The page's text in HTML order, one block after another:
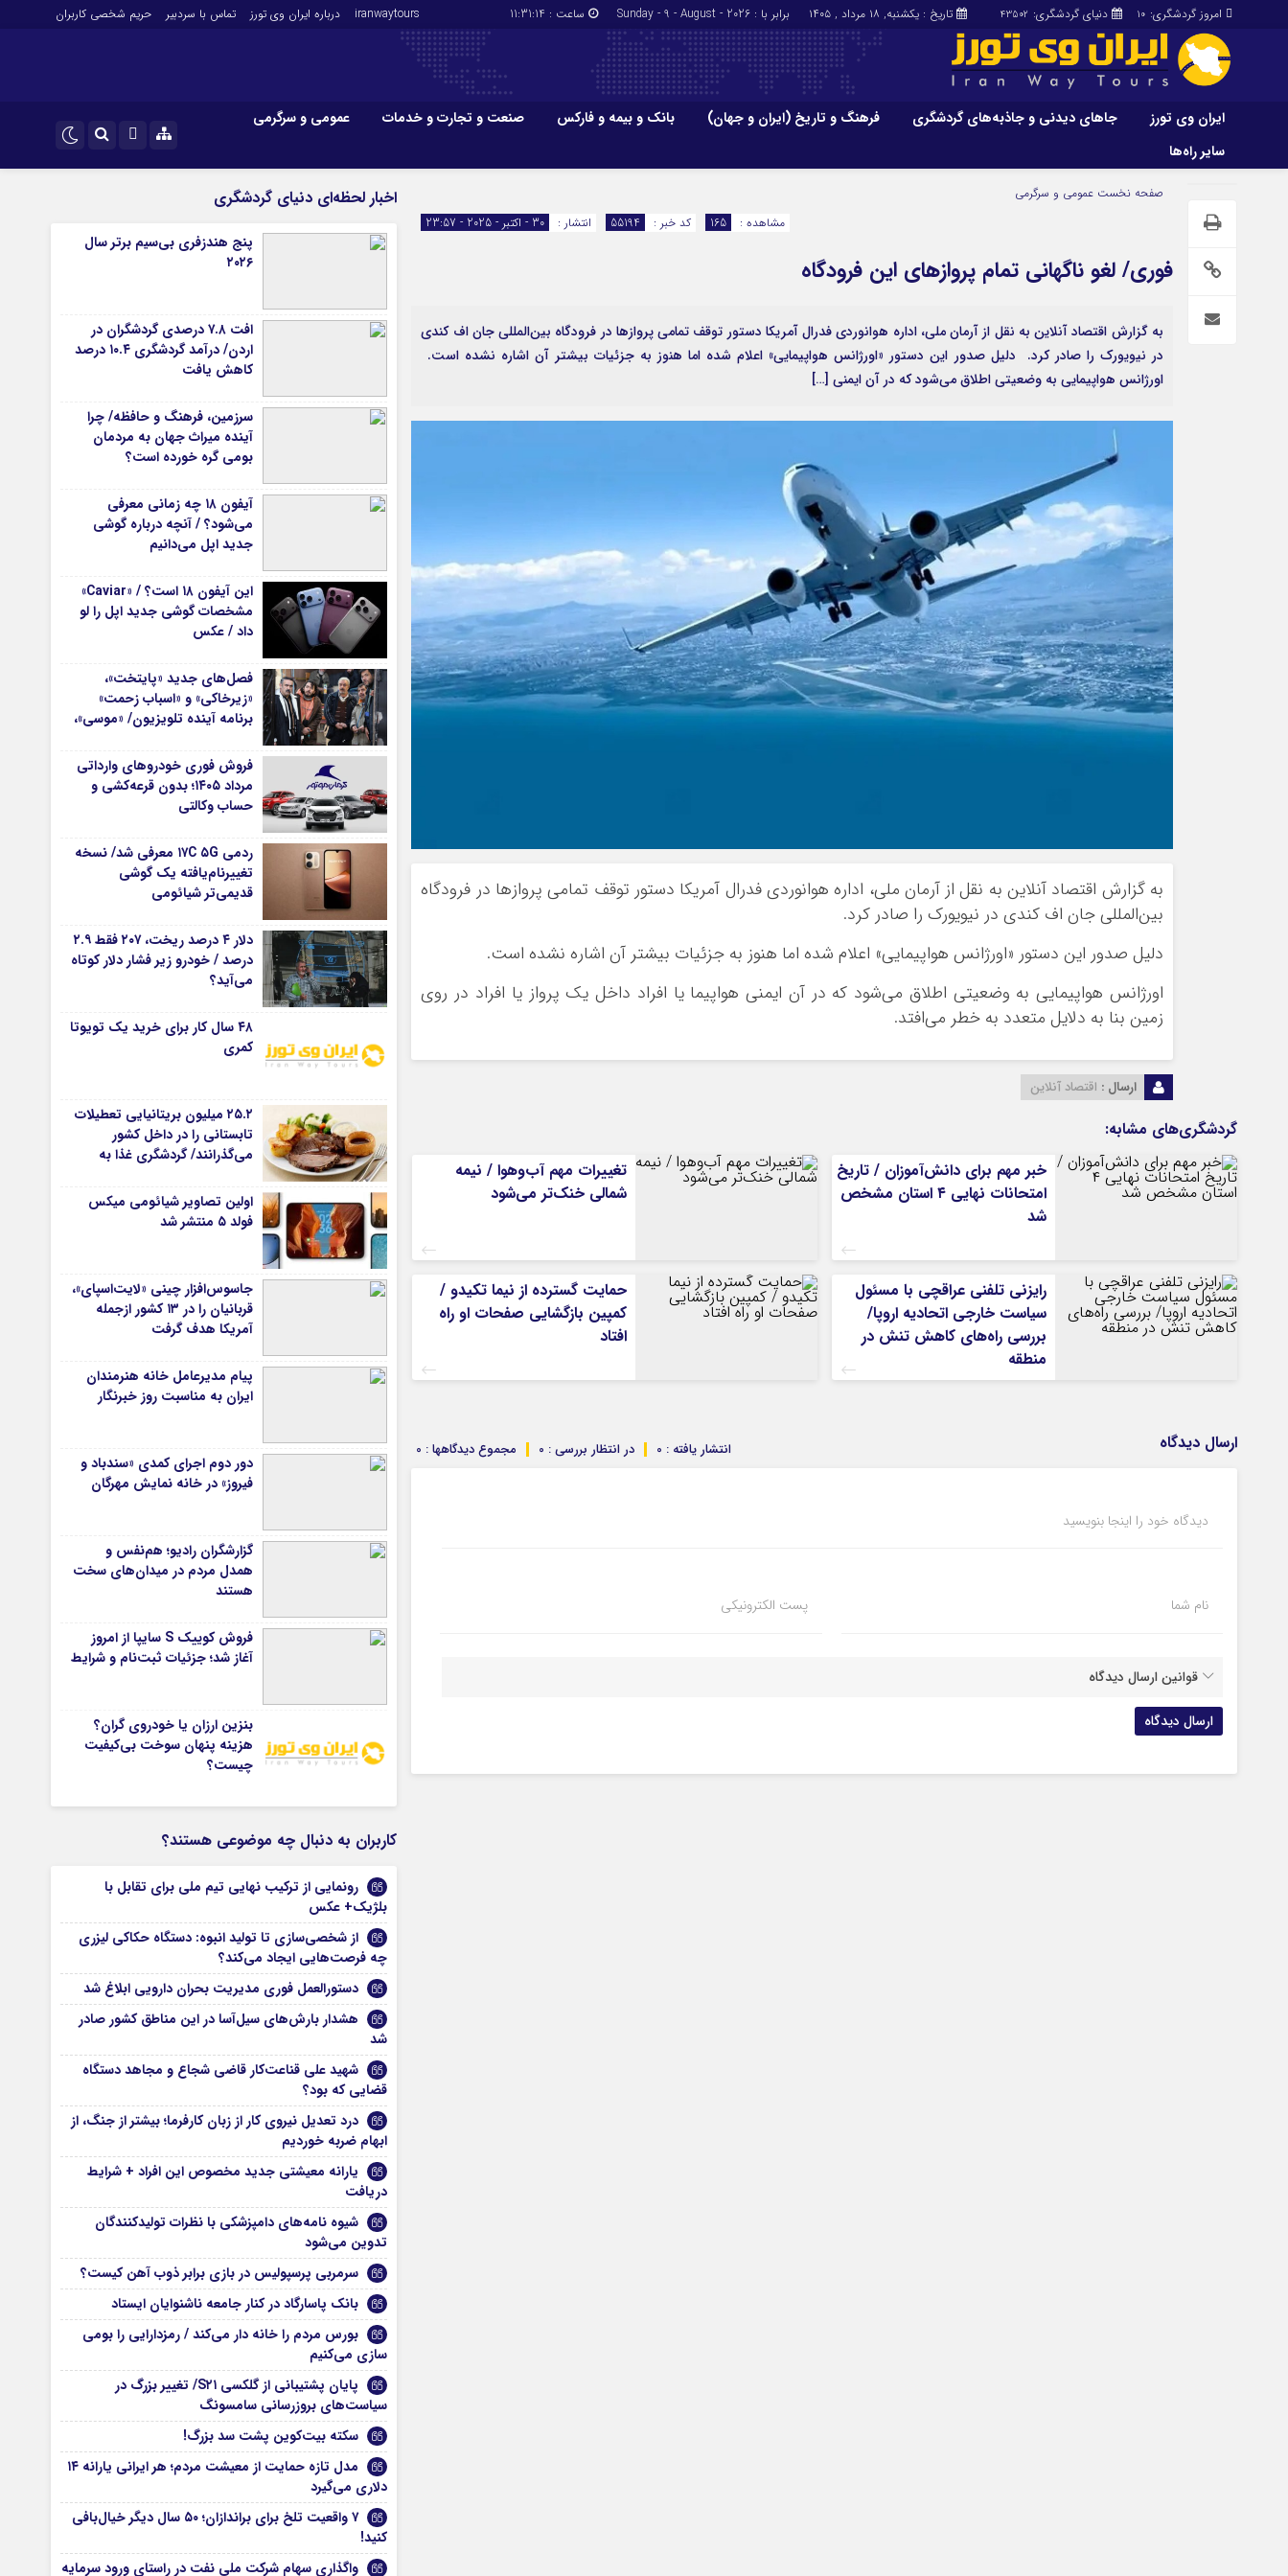
دنیای گردشگری: 43502 امروز گردشگری: 10 تاریخ : یکشنبه, ۱۸ مرداد , ۱۴۰۵ برابر با : Sunday - 9 - August - 2026 ساعت : 11:31:14
iranwaytours درباره ایران وی تورز تماس با سردبیر حریم شخصی کاربران
ایران وی تورز جاهای دیدنی و جاذبه‌های گردشگری فرهنگ و تاریخ (ایران و جهان) بانک و بیمه و فارکس صنعت و تجارت و خدمات
عمومی و سرگرمی
سایر راه‌ها
اینستاگرام
ایران وی تورز
شرایط بازنشر محتوا در ایران وی تورز
ایران سفر تور
غذا و رستوران
گزارش‌های خبری میراث فرهنگی
بانک و بیمه و فارکس
ارزدیجیتال
صنعت و تجارت و خدمات
اقتصاد گردشگری
عمومی و سرگرمی
پزشکی، سلامت و زیبایی
سایر راه‌ها
تور و سفر ایرانی
صفحه نخست عمومی و سرگرمی
انتشار :
30 - اکتبر - 2025 - 23:57 کد خبر : 55194 مشاهده : 165
فوری/ لغو ناگهانی تمام پروازهای این فرودگاه
به گزارش اقتصاد آنلاین به نقل از آرمان ملی، اداره هوانوردی فدرال آمریکا دستور توقف تمامی پروازها در فرودگاه بین‌المللی جان اف کندی
در نیویورک را صادر کرد. دلیل صدور این دستور «اورژانس هواپیمایی» اعلام شده اما هنوز به جزئیات بیشتر آن اشاره نشده است.
اورژانس هواپیمایی به وضعیتی اطلاق می‌شود که در آن ایمنی […]
به گزارش اقتصاد آنلاین به نقل از آرمان ملی، اداره هوانوردی فدرال آمریکا دستور توقف تمامی پروازها در فرودگاه
بین‌المللی جان اف کندی در نیویورک را صادر کرد.
دلیل صدور این دستور «اورژانس هواپیمایی» اعلام شده اما هنوز به جزئیات بیشتر آن اشاره نشده است.
اورژانس هواپیمایی به وضعیتی اطلاق می‌شود که در آن ایمنی هواپیما یا افراد داخل یک پرواز یا افراد در روی
زمین بنا به دلایل متعدد به خطر می‌افتد.
ارسال : اقتصاد آنلاین
گردشگری‌های مشابه:
خبر مهم برای دانش‌آموزان / تاریخ
امتحانات نهایی ۴ استان مشخص
شد
تغییرات مهم آب‌وهوا / نیمه
شمالی خنک‌تر می‌شود
رایزنی تلفنی عراقچی با مسئول
سیاست خارجی اتحادیه اروپا/
بررسی راه‌های کاهش تنش در
منطقه
حمایت گسترده از نیما تکیدو /
کمپین بازگشایی صفحات او راه
افتاد
ارسال دیدگاه مجموع دیدگاهها : 0 در انتظار بررسی : 0 انتشار یافته : 0
دیدگاه خود را اینجا بنویسید
نام شما پست الکترونیکی
قوانین ارسال دیدگاه
اخبار لحظه‌ای دنیای گردشگری
پنج هندزفری بی‌سیم برتر سال
۲۰۲۶
افت ۷.۸ درصدی گردشگران در
اردن/ درآمد گردشگری ۱۰.۴ درصد
کاهش یافت
سرزمین، فرهنگ و حافظه/ چرا
آینده میراث جهان به مردمان
بومی گره خورده است؟
آیفون ۱۸ چه زمانی معرفی
می‌شود؟ / آنچه درباره گوشی
جدید اپل می‌دانیم
این آیفون ۱۸ است؟ / «Caviar»
مشخصات گوشی جدید اپل را لو
داد / عکس
فصل‌های جدید «پایتخت»،
«زیرخاکی» و «اسباب زحمت»
برنامه آینده تلویزیون/ «موسی»،
جدید دیگر هم می‌آیند
فروش فوری خودروهای وارداتی
مرداد ۱۴۰۵؛ بدون قرعه‌کشی و
حساب وکالتی
ردمی ۱۷C ۵G معرفی شد/ نسخه
تغییرنام‌یافته یک گوشی
قدیمی‌تر شیائومی
دلار ۴ درصد ریخت، ۲۰۷ فقط ۲.۹
درصد / خودرو زیر فشار دلار کوتاه
می‌آید؟
۴۸ سال کار برای خرید یک تویوتا
کمری
۲۵.۲ میلیون بریتانیایی تعطیلات
تابستانی را در داخل کشور
می‌گذرانند/ گردشگری غذا به
تبدیل شد
اولین تصاویر شیائومی میکس
فولد ۵ منتشر شد
جاسوس‌افزار چینی «لایت‌اسپای»،
قربانیان را در ۱۳ کشور ازجمله
آمریکا هدف گرفت
پیام مدیرعامل خانه هنرمندان
ایران به مناسبت روز خبرنگار
دور دوم اجرای کمدی «سندباد و
فیروز» در خانه نمایش مهرگان
گزارشگران رادیو؛ هم‌نفس و
همدل مردم در میدان‌های سخت
هستند
فروش کوییک S سایپا از امروز
آغاز شد؛ جزئیات ثبت‌نام و شرایط
بنزین ارزان یا خودروی گران؟
هزینه پنهان سوخت بی‌کیفیت
چیست؟
کاربران به دنبال چه موضوعی هستند؟
رونمایی از ترکیب نهایی تیم ملی برای تقابل با
بلژیک+ عکس
از شخصی‌سازی تا تولید انبوه: دستگاه حکاکی لیزری
چه فرصت‌هایی ایجاد می‌کند؟
دستورالعمل فوری مدیریت بحران دارویی ابلاغ شد
هشدار بارش‌های سیل‌آسا در این مناطق کشور صادر
شد
شهید علی قناعت‌کار‌ قاضی شجاع و مجاهد دستگاه
قضایی که بود؟
درد تعدیل نیروی کار از زبان کارفرما؛ بیشتر از جنگ، از
ابهام ضربه خوردیم
یارانه معیشتی جدید مخصوص این افراد + شرایط
دریافت
شیوه نامه‌های دامپزشکی با نظرات تولیدکنندگان
تدوین می‌شود
سرمربی پرسپولیس در بازی برابر ذوب آهن کیست؟
بانک پاسارگاد در کنار جامعه ناشنوایان ایستاد
بورس مردم را خانه دار می‌کند / رمزدارایی را بومی
سازی می‌کنیم
پایان پشتیبانی از گلکسی S۲۱/ تغییر بزرگ در
سیاست‌های بروزرسانی سامسونگ
سکته بیت‌کوین پشت سد بزرگ!
مدل تازه حمایت از معیشت مردم؛ هر ایرانی یارانه ۱۴
دلاری می‌گیرد
۷ واقعیت تلخ برای براندازان؛ ۵۰ سال دیگر خیال‌بافی
کنید!
واگذاری سهام شرکت ملی نفت در راستای ورود سرمایه